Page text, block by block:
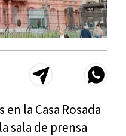
la Casa Rosada
sala de prensa